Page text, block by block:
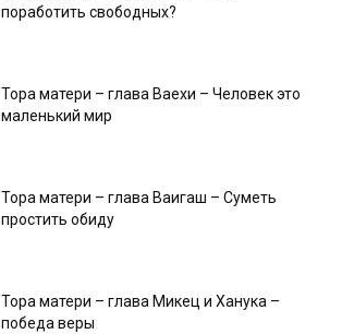
поработить свободных?
Тора матери – глава Ваехи – Человек это
маленький мир
Тора матери – глава Ваигаш – Суметь
простить обиду
Тора матери – глава Микец и Ханука –
победа веры